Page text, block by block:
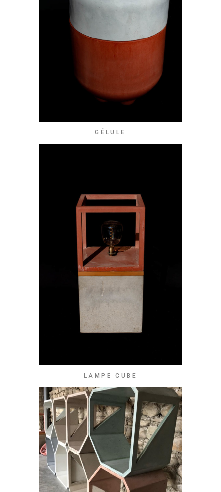
GÉLULE
LAMPE CUBE